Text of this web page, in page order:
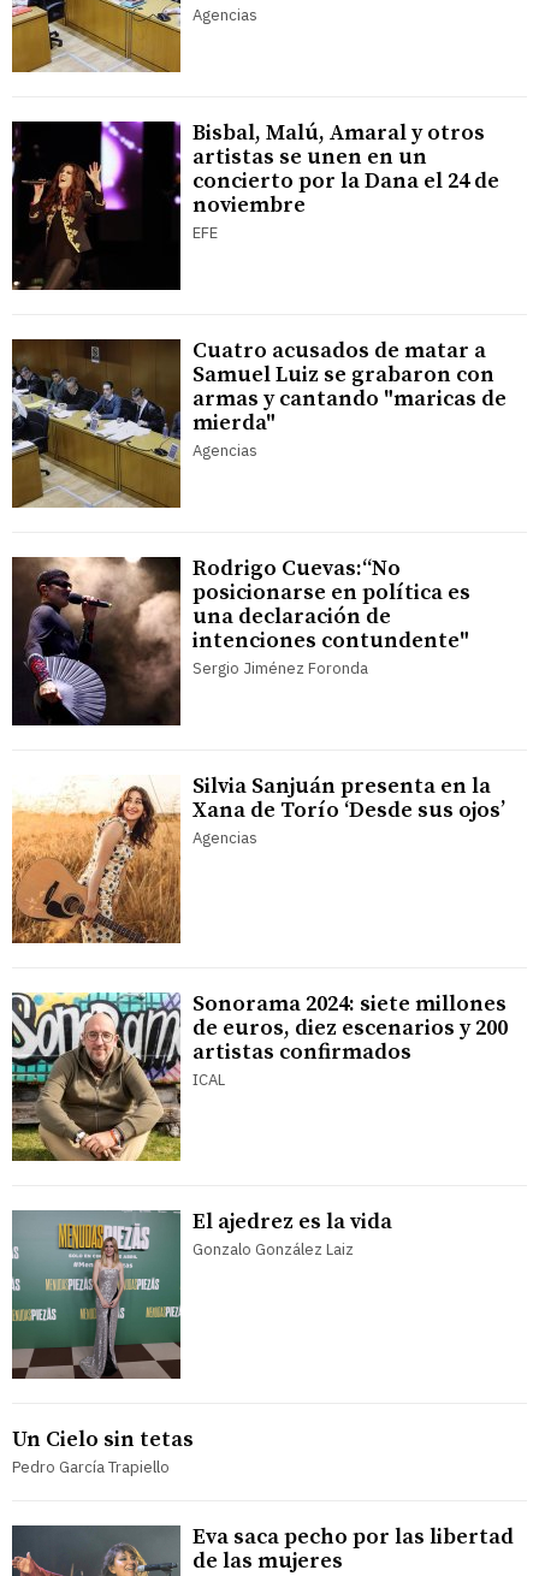
Agencias
Bisbal, Malú, Amaral y otros
artistas se unen en un
concierto por la Dana el 24 de
noviembre
EFE
Cuatro acusados de matar a
Samuel Luiz se grabaron con
armas y cantando "maricas de
mierda"
Agencias
Rodrigo Cuevas:“No
posicionarse en política es
una declaración de
intenciones contundente"
Sergio Jiménez Foronda
Silvia Sanjuán presenta en la
Xana de Torío ‘Desde sus ojos’
Agencias
Sonorama 2024: siete millones
de euros, diez escenarios y 200
artistas confirmados
ICAL
El ajedrez es la vida
Gonzalo González Laiz
Un Cielo sin tetas
Pedro García Trapiello
Eva saca pecho por las libertad
de las mujeres